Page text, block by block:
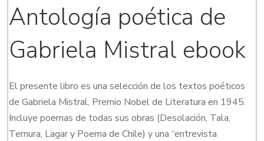
Antología poética de
Gabriela Mistral ebook
El presente libro es una selección de los textos poéticos
de Gabriela Mistral, Premio Nobel de Literatura en 1945.
Incluye poemas de todas sus obras (Desolación, Tala,
Ternura, Lagar y Poema de Chile) y una “entrevista